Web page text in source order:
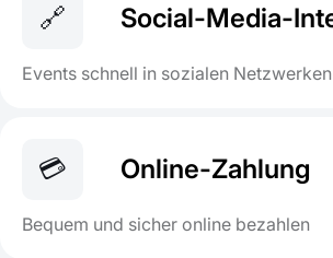
🔗 Social-Media-
Events schnell in sozialen
💳 Online-Zahlung
Bequem und sicher online bezahlen